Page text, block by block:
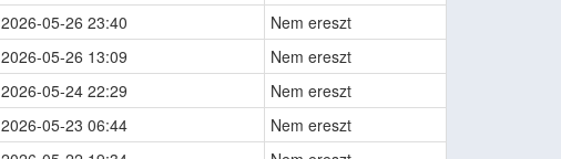
2026-05-26 23:40
Nem ereszt
2026-05-26 13:09
Nem ereszt
2026-05-24 22:29
Nem ereszt
2026-05-23 06:44
Nem ereszt